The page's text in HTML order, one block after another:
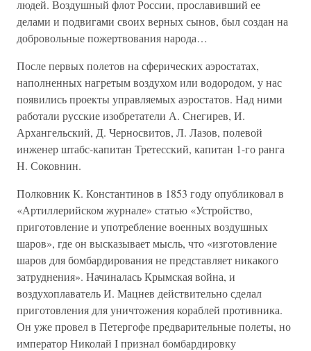
людей. Воздушный флот России, прославивший ее
делами и подвигами своих верных сынов, был создан на
добровольные пожертвования народа…
После первых полетов на сферических аэростатах,
наполненных нагретым воздухом или водородом, у нас
появились проекты управляемых аэростатов. Над ними
работали русские изобретатели А. Снегирев, И.
Архангельский, Д. Черносвитов, Л. Лазов, полевой
инженер штабс-капитан Третесский, капитан 1-го ранга
Н. Соковнин.
Полковник К. Константинов в 1853 году опубликовал в
«Артиллерийском журнале» статью «Устройство,
приготовление и употребление военных воздушных
шаров», где он высказывает мысль, что «изготовление
шаров для бомбардирования не представляет никакого
затруднения». Начиналась Крымская война, и
воздухоплаватель И. Мацнев действительно сделал
приготовления для уничтожения кораблей противника.
Он уже провел в Петергофе предварительные полеты, но
император Николай I признал бомбардировку